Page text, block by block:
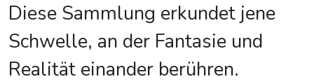
Diese Sammlung erkundet jene
Schwelle, an der Fantasie und
Realität einander berühren.